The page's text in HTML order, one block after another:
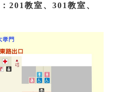
201教室、301教室、